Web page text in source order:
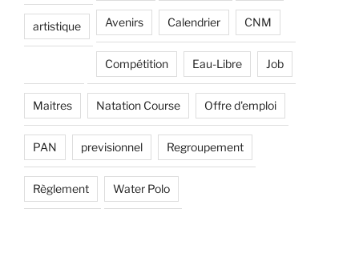
artistique Avenirs Calendrier CNM
Compétition Eau-Libre Job
Maitres Natation Course Offre d'emploi
PAN previsionnel Regroupement
Règlement Water Polo